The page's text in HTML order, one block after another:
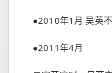
●2010年1月 吴英
●2011年4月